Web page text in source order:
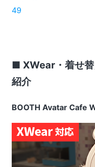
49
■ XWear・着せ替
紹介
BOOTH Avatar Cafe